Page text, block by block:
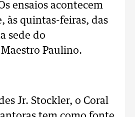
ensaios acontecem
às quintas-feiras, das
sede do
Paulino.
Jr. Stockler, o Coral